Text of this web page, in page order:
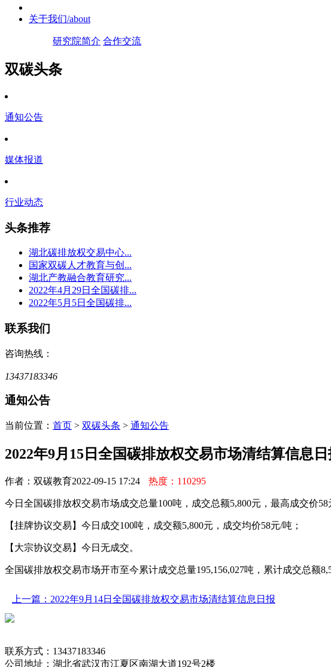
关于我们/about
研究院简介 合作交流
双碳头条
通知公告
媒体报道
行业动态
头条推荐
湖北碳排放权交易中心...
国家双碳人才教育与创...
湖北产教融合教育研究...
2022年4月29日全国碳排...
2022年5月5日全国碳排...
联系我们
咨询热线：
13437183346
通知公告
当前位置： 首页 > 双碳头条 > 通知公告
2022年9月15日全国碳排放权交易市场清结算信息日
作者：双碳教育2022-09-15 17:24 热度：110295
今日全国碳排放权交易市场成交总量100吨，成交总额5,800元，最高成交价
【挂牌协议交易】今日成交100吨，成交额5,800元，成交均价58元/吨；
【大宗协议交易】今日无成交。
全国碳排放权交易市场开市至今累计成交总量195,156,027吨，累计成交总额
上一篇：2022年9月14日全国碳排放权交易市场清结算信息日报
联系方式：13437183346
公司地址：湖北省武汉市江夏区南湖大道192号2楼